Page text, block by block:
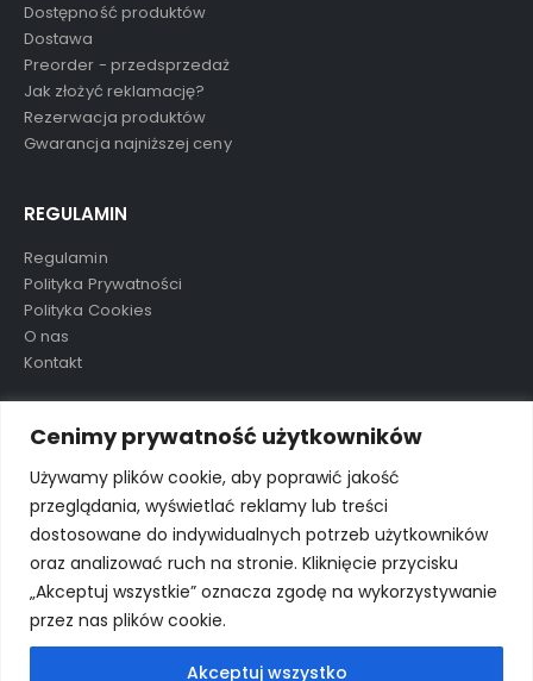
Cenimy prywatność użytkowników
Używamy plików cookie, aby poprawić jakość
przeglądania, wyświetlać reklamy lub treści
dostosowane do indywidualnych potrzeb użytkowników
oraz analizować ruch na stronie. Kliknięcie przycisku
„Akceptuj wszystkie” oznacza zgodę na wykorzystywanie
przez nas plików cookie.
Akceptuj wszystko
Dostępność produktów
Dostawa
Preorder - przedsprzedaż
Jak złożyć reklamację?
Rezerwacja produktów
Gwarancja najniższej ceny
REGULAMIN
Regulamin
Polityka Prywatności
Polityka Cookies
O nas
Kontakt
TAGI
aluula mikolaj nowość ostatnie sztuki preorder
wyprzedane wyprzedaż
© Porto eCommerce. 2024. All Rights Reserved